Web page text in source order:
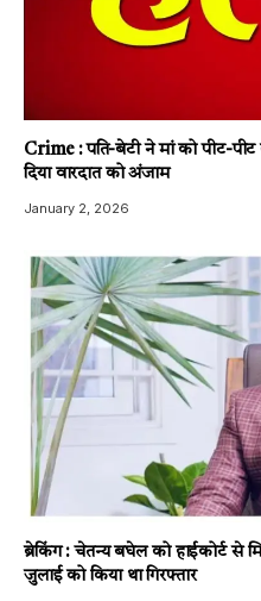
Crime : पति-बेटी ने मां को पीट-
दिया वारदात को अंजाम
January 2, 2026
ब्रेकिंग : चेतन्य बघेल को हाईकोर्ट से
जुलाई को किया था गिरफ्तार